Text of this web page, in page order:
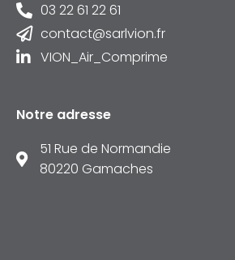
03 22 61 22 61
contact@sarlvion.fr
VION_Air_Comprime
Notre adresse
51 Rue de Normandie
80220 Gamaches